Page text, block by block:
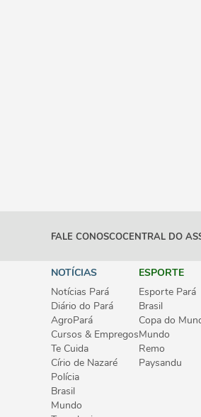
FALE CONOSCOCENTRAL DO
NOTÍCIAS
Notícias Pará
Diário do Pará
AgroPará
Cursos & Empregos
Te Cuida
Círio de Nazaré
Polícia
Brasil
Mundo
ESPORTE
Esporte Pará
Brasil
Copa do
Mundo
Remo
Paysandu